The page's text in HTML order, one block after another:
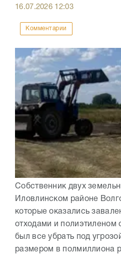
16.07.2026 12:03
Комментарии
Собственник двух
Иловлинском районе
которые оказались
отходами и полиэтиленом
был все убрать под
размером в полмиллиона